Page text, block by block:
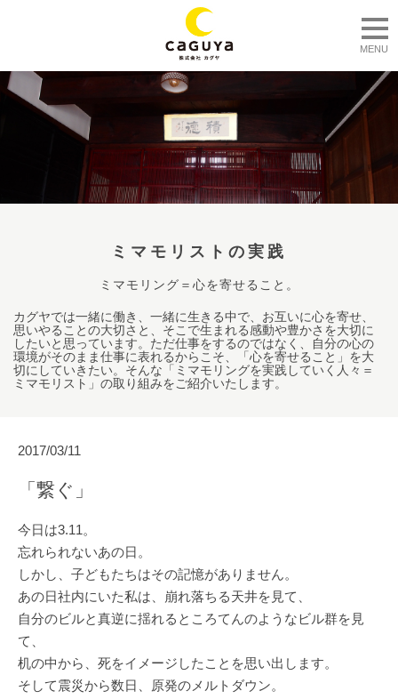
MENU
ミマモリストの実践
ミマモリング＝心を寄せること。
カグヤでは一緒に働き、一緒に生きる中で、お互いに心を寄せ、
思いやることの大切さと、そこで生まれる感動や豊かさを大切に
したいと思っています。ただ仕事をするのではなく、自分の心の
環境がそのまま仕事に表れるからこそ、「心を寄せること」を大
切にしていきたい。そんな「ミマモリングを実践していく人々＝
ミマモリスト」の取り組みをご紹介いたします。
2017/03/11
「繋ぐ」
今日は3.11。
忘れられないあの日。
しかし、子どもたちはその記憶がありません。
あの日社内にいた私は、崩れ落ちる天井を見て、
自分のビルと真逆に揺れるところてんのようなビル群を見
て、
机の中から、死をイメージしたことを思い出します。
そして震災から数日、原発のメルトダウン。